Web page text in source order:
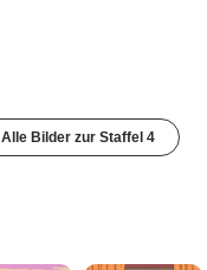
Alle Bilder zur Staffel 4